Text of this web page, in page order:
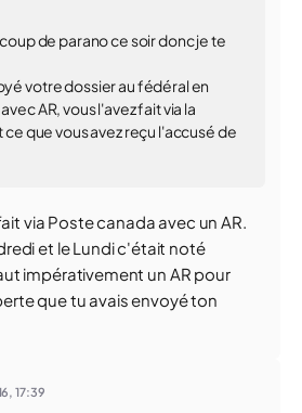
de parano ce soir donc je te
votre dossier au fédéral en
AR, vous l'avez fait via la
ce que vous avez reçu l'accusé de
via Poste canada avec un AR.
et le Lundi c'était noté
impérativement un AR pour
que tu avais envoyé ton
17:39